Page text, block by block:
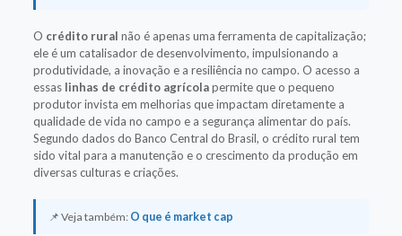
O crédito rural não é apenas uma ferramenta de capitalização;
ele é um catalisador de desenvolvimento, impulsionando a
produtividade, a inovação e a resiliência no campo. O acesso a
essas linhas de crédito agrícolapermite que o pequeno
produtor invista em melhorias que impactam diretamente a
qualidade de vida no campo e a segurança alimentar do país.
Segundo dados do Banco Central do Brasil, o crédito rural tem
sido vital para a manutenção e o crescimento da produção em
diversas culturas e criações.
📌 Veja também: O que é market cap